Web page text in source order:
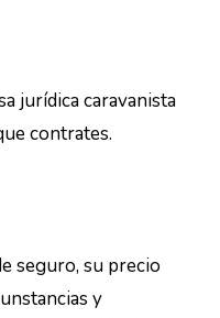
jurídica caravanista
contrates.
seguro, su precio
y